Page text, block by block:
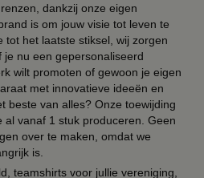
dankzij onze eigen
is om jouw visie tot leven te
tot het laatste stiksel, wij zorgen
nu een gepersonaliseerd
wilt promoten of gewoon je eigen
met innovatieve ideeën en
beste van alles? Onze toewijding
al vanaf 1 stuk produceren. Geen
over te maken, omdat we
is.
teamshirts voor jullie vereniging,